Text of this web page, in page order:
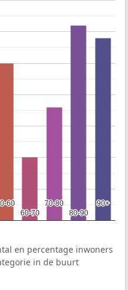
60
60
60-70
60-70
70-80
70-80
80-90
80-90
90+
90+
en percentage inwoners
in de buurt